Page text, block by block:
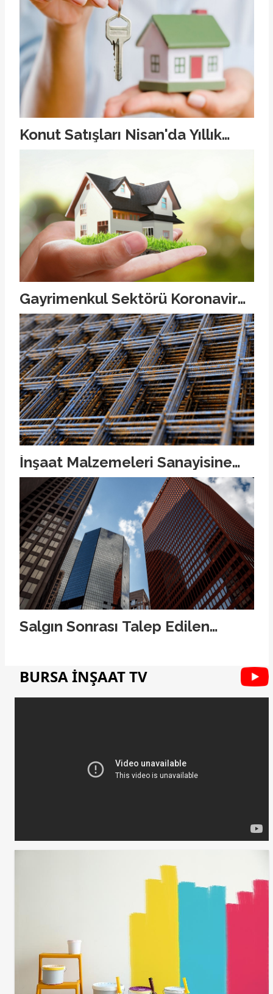
Konut Satışları Nisan'da Yıllık
Yüzde 55.5 Düştü
Gayrimenkul Sektörü Koronavirüs
Sonrası Yol Ayrımına Giriyor
İnşaat Malzemeleri Sanayisine
COVID-19 Etkisi Arttı
Salgın Sonrası Talep Edilen
BURSA İNŞAAT TV